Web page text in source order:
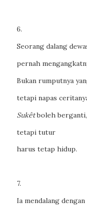
6.
Seorang dalang
pernah
Bukan rumputnya
tetapi napas
Sukêtboleh berganti,
tetapi tutur
harus tetap hidup.
7.
Ia mendalang dengan